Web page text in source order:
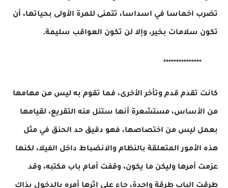
تضرب اخماسا في اسداسا، تتمنى للمرة الأولى بحياتها، أن
تكون سلامات بخير، وإلا لن تكون العواقب سليمة.
***************
كانت تقدم قدم وتأخر الأخرى، فما تقوم به ليس من مهامها
من الأساس، مستشعرة أنها ستنل منه التقريع، لقيامها
بعمل ليس من اختصاصها، فهو دقيق حد الحنق في مثل
هذه الأمور المتعلقة بالنظام والانضباط داخل الفيلا، لكنها
عزمت أمرها وليكن ما يكون، وقفت أمام باب مكتبه، وقد
طرقت الباب طرقة واحدة، جاء على إثرها أمره بالدخول بذاك